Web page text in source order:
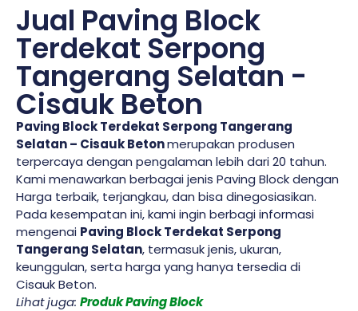
Jual Paving Block
Terdekat Serpong
Tangerang Selatan -
Cisauk Beton
Paving Block Terdekat Serpong Tangerang
Selatan – Cisauk Betonmerupakan produsen
terpercaya dengan pengalaman lebih dari 20 tahun.
Kami menawarkan berbagai jenis Paving Block dengan
Harga terbaik, terjangkau, dan bisa dinegosiasikan.
Pada kesempatan ini, kami ingin berbagi informasi
mengenai Paving Block Terdekat Serpong
Tangerang Selatan, termasuk jenis, ukuran,
keunggulan, serta harga yang hanya tersedia di
Cisauk Beton.
Lihat juga: Produk Paving Block